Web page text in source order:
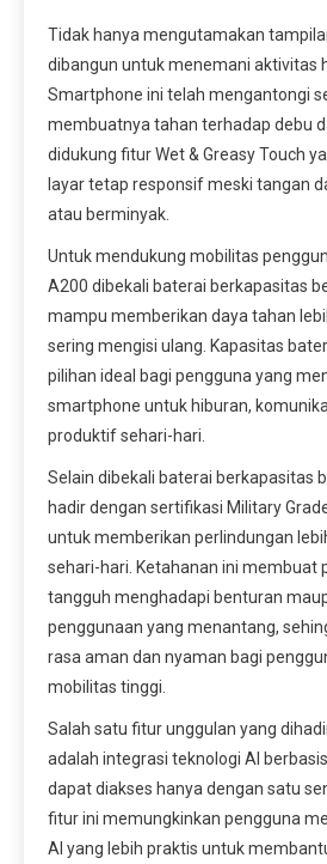
Tidak hanya mengutamakan
dibangun untuk menemani aktivitas
Smartphone ini telah mengantongi
membuatnya tahan terhadap debu
didukung fitur Wet & Greasy Touch
layar tetap responsif meski tangan
atau berminyak.
Untuk mendukung mobilitas
A200 dibekali baterai berkapasitas
mampu memberikan daya tahan
sering mengisi ulang. Kapasitas
pilihan ideal bagi pengguna yang
smartphone untuk hiburan,
produktif sehari-hari.
Selain dibekali baterai berkapasitas
hadir dengan sertifikasi Military
untuk memberikan perlindungan
sehari-hari. Ketahanan ini membuat
tangguh menghadapi benturan
penggunaan yang menantang,
rasa aman dan nyaman bagi
mobilitas tinggi.
Salah satu fitur unggulan yang
adalah integrasi teknologi AI
dapat diakses hanya dengan satu
fitur ini memungkinkan pengguna
AI yang lebih praktis untuk